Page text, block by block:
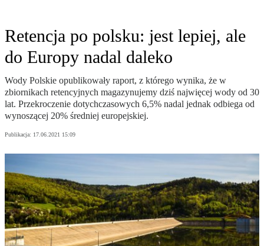
Retencja po polsku: jest lepiej, ale
do Europy nadal daleko
Wody Polskie opublikowały raport, z którego wynika, że w
zbiornikach retencyjnych magazynujemy dziś najwięcej wody od 30
lat. Przekroczenie dotychczasowych 6,5% nadal jednak odbiega od
wynoszącej 20% średniej europejskiej.
Publikacja: 17.06.2021 15:09